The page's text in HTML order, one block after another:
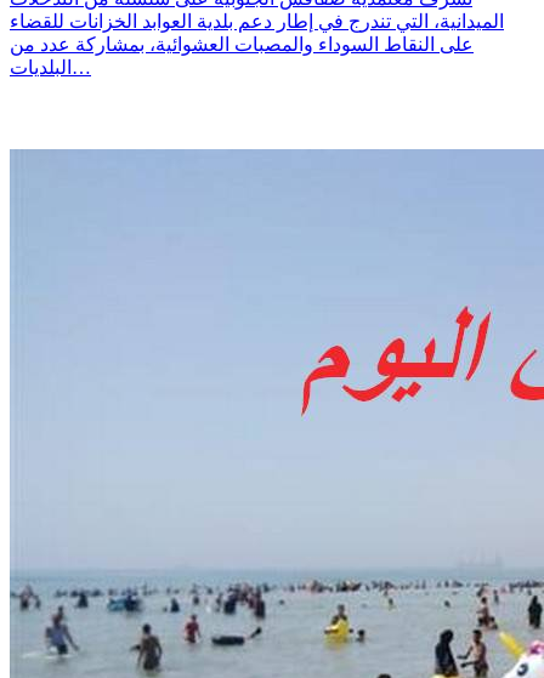
الميدانية، التي تندرج في إطار دعم بلدية العوابد الخزانات للقضاء
على النقاط السوداء والمصبات العشوائية، بمشاركة عدد من
البلديات…